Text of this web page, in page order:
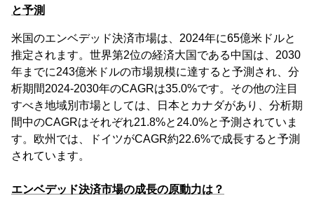
と予測
米国のエンベデッド決済市場は、2024年に65億米ドルと
推定されます。世界第2位の経済大国である中国は、2030
年までに243億米ドルの市場規模に達すると予測され、分
析期間2024-2030年のCAGRは35.0%です。その他の注目
すべき地域別市場としては、日本とカナダがあり、分析期
間中のCAGRはそれぞれ21.8%と24.0%と予測されていま
す。欧州では、ドイツがCAGR約22.6%で成長すると予測
されています。
エンベデッド決済市場の成長の原動力は？